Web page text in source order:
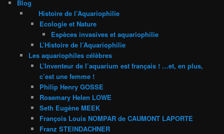
Blog
Histoire de l’Aquariophilie
Ecologie et Nature
Espèces invasives et aquariophilie
L’Histoire de l’Aquariophilie
Les aquariophiles célèbres
L’Inventeur de l’aquarium est français ! …et, en plus,
c’est une femme !
Philip Henry GOSSE
Rosemary Helen LOWE
Seth Eugène MEEK
François Louis NOMPAR de CAUMONT LAPORTE
Franz STEINDACHNER